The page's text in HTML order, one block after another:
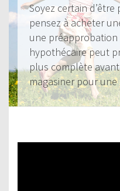
Soyez certain
pensez à acheter
une
hypothécaire peut
plus complète
magasiner pour une